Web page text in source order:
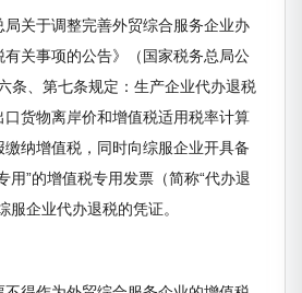
关于调整完善外贸综合服务企业办
关事项的公告》（国家税务总局公
条、第七条规定：生产企业代办退税
货物离岸价和增值税适用税率计算
纳增值税，同时向综服企业开具备
用”的增值税专用发票（简称“代办退
服企业代办退税的凭证。